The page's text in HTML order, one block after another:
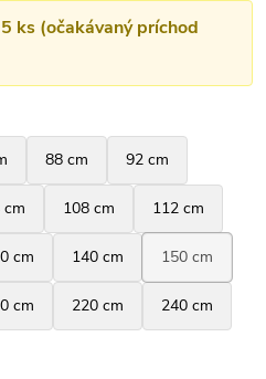
ks (očakávaný príchod